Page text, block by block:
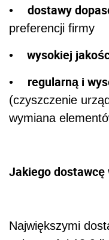
• dostawy
preferencji firmy
• wysokiej
• regularną i
(czyszczenie
wymiana
Jakiego dostawcę
Największymi